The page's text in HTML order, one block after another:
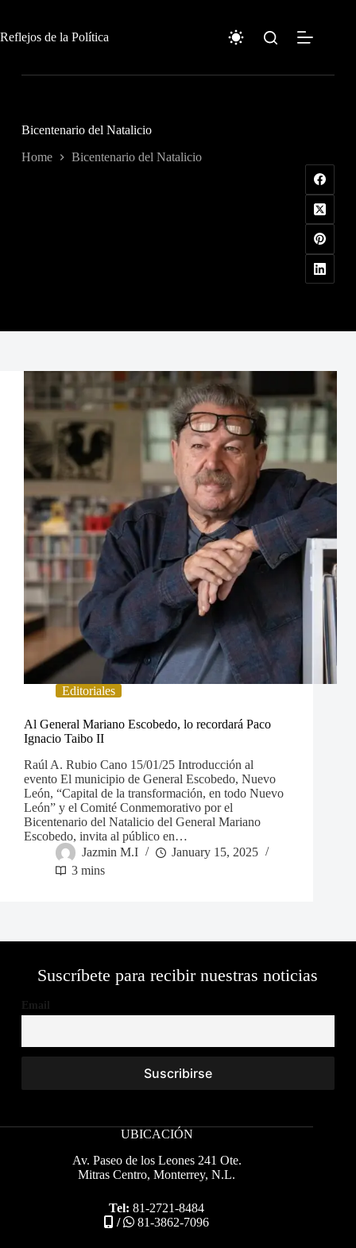
content
Reflejos de la Política
Bicentenario del Natalicio
Home Bicentenario del Natalicio
Editoriales
Al General Mariano Escobedo, lo recordará Paco
Ignacio Taibo II
Raúl A. Rubio Cano 15/01/25 Introducción al
evento El municipio de General Escobedo, Nuevo
León, “Capital de la transformación, en todo Nuevo
León” y el Comité Conmemorativo por el
Bicentenario del Natalicio del General Mariano
Escobedo, invita al público en…
Jazmin M.I
January 15, 2025
3 mins
Suscríbete para recibir nuestras noticias
Email
UBICACIÓN
Av. Paseo de los Leones 241 Ote.
Mitras Centro, Monterrey, N.L.
Tel: 81-2721-8484
/
81-3862-7096